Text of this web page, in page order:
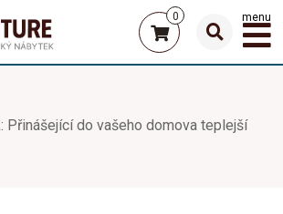
0 menu
Přinášející do vašeho domova teplejší